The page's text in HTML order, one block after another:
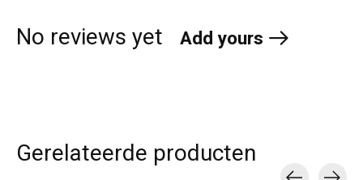
No reviews yet Add yours
Gerelateerde producten